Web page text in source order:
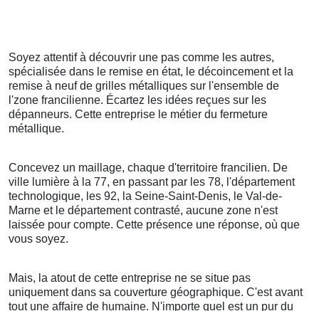
Soyez attentif à découvrir une pas comme les autres,
spécialisée dans le remise en état, le décoincement et la
remise à neuf de grilles métalliques sur l'ensemble de
l'zone francilienne. Écartez les idées reçues sur les
dépanneurs. Cette entreprise le métier du fermeture
métallique.
Concevez un maillage, chaque d'territoire francilien. De
ville lumière à la 77, en passant par les 78, l'département
technologique, les 92, la Seine-Saint-Denis, le Val-de-
Marne et le département contrasté, aucune zone n'est
laissée pour compte. Cette présence une réponse, où que
vous soyez.
Mais, la atout de cette entreprise ne se situe pas
uniquement dans sa couverture géographique. C'est avant
tout une affaire de humaine. N'importe quel est un pur du